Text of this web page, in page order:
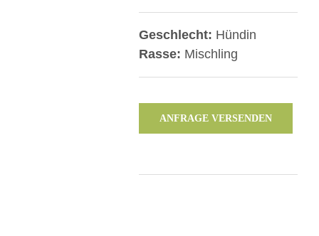
Geschlecht: Hündin
Rasse: Mischling
ANFRAGE VERSENDEN